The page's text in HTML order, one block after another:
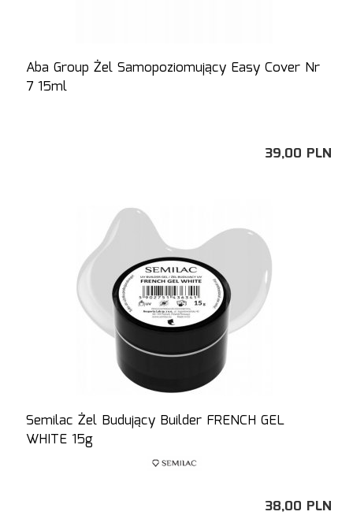
Aba Group Żel Samopoziomujący Easy Cover Nr
7 15ml
39,00 PLN
Semilac Żel Budujący Builder FRENCH GEL
WHITE 15g
38,00 PLN